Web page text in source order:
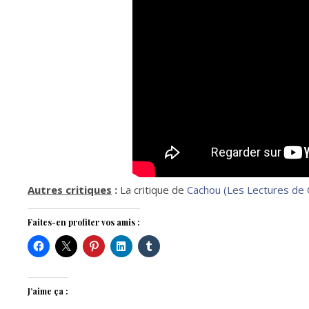
Autres critiques : La critique de Cachou (Les Lectures de
Faites-en profiter vos amis :
J’aime ça :